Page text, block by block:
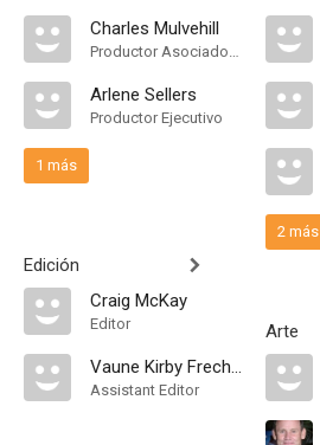
Charles Mulvehill
Productor Asociado, Unidad de Producción
Arlene Sellers
Productor Ejecutivo
1 más
Edición
Craig McKay
Editor
Vaune Kirby Frechette
Assistant Editor
2 más
Arte